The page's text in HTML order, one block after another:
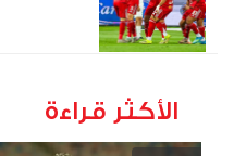
الأكثر قراءة